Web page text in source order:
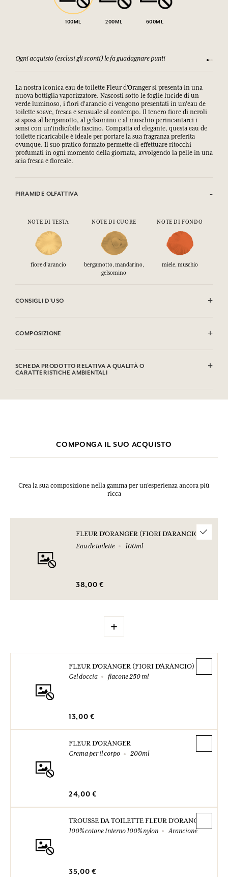
100ML 200ML 600ML
Ogni acquisto (esclusi gli sconti) le fa guadagnare punti
La nostra iconica eau de toilette Fleur d'Oranger si presenta in una
nuova bottiglia vaporizzatore. Nascosti sotto le foglie lucide di un
verde luminoso, i fiori d'arancio ci vengono presentati in un'eau de
toilette soave, fresca e sensuale al contempo. Il tenero fiore di neroli
si sposa al bergamotto, al gelsomino e al muschio perincantarci i
sensi con un'indicibile fascino. Compatta ed elegante, questa eau de
toilette ricaricabile è ideale per portare la sua fragranza preferita
ovunque. Il suo pratico formato permette di effettuare ritocchi
profumati in ogni momento della giornata, avvolgendo la pelle in una
scia fresca e floreale.
PIRAMIDE OLFATTIVA
NOTE DI TESTA NOTE DI CUORE NOTE DI FONDO
fiore d'arancio
bergamotto, mandarino,
gelsomino
miele, muschio
CONSIGLI D'USO
COMPOSIZIONE
Linalool, Limonene, Hydroxycitronellal, Geraniol, Citronellol,
Citral, Farnesol, Benzyl Benzoate, Benzyl Salicylate. Questa lista può
SCHEDA PRODOTTO RELATIVA A QUALITÀ O
CARATTERISTICHE AMBIENTALI
COMPONGA IL SUO ACQUISTO
Crea la sua composizione nella gamma per un’esperienza ancora più
ricca
FLEUR D'ORANGER (FIORI D'ARANCIO)
Eau de toilette
100ml
38,00 €
+
FLEUR D'ORANGER (FIORI D'ARANCIO)
Gel doccia
flacone 250 ml
13,00 €
FLEUR D'ORANGER
Crema per il corpo
200ml
24,00 €
TROUSSE DA TOILETTE FLEUR D'ORANGER
100% cotone Interno 100% nylon
Arancione
35,00 €